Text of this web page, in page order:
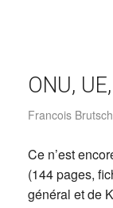
ONU,
Francois Brutsch
Ce n’est
(144 pages,
général et de